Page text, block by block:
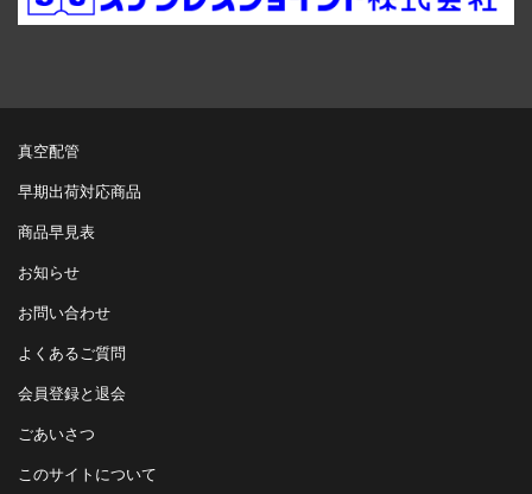
真空配管
早期出荷対応商品
商品早見表
お知らせ
お問い合わせ
よくあるご質問
会員登録と退会
ごあいさつ
このサイトについて